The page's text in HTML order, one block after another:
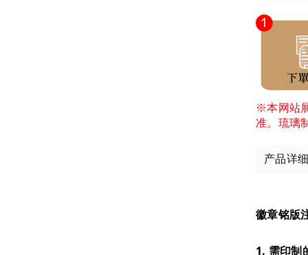
※本网站
准。琉璃
产品详
徽章铭版
1. 需印制